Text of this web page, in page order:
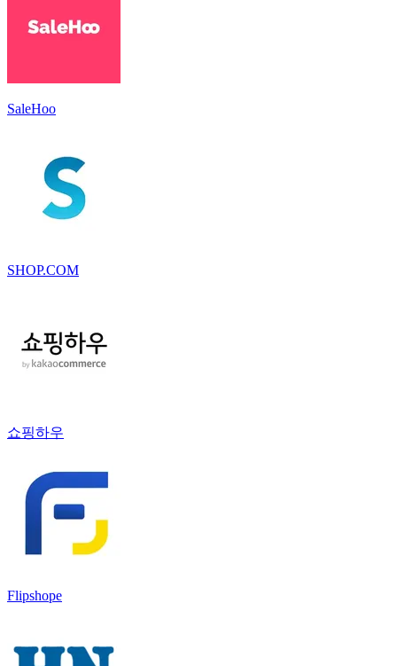
SaleHoo
SHOP.COM
쇼핑하우
Flipshope